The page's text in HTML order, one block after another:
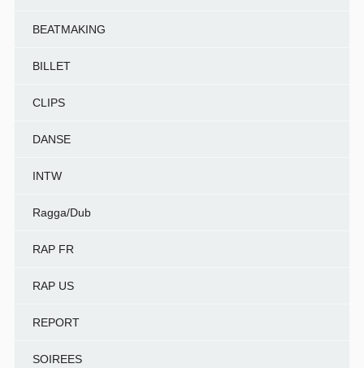
BEATMAKING
BILLET
CLIPS
DANSE
INTW
Ragga/Dub
RAP FR
RAP US
REPORT
SOIREES